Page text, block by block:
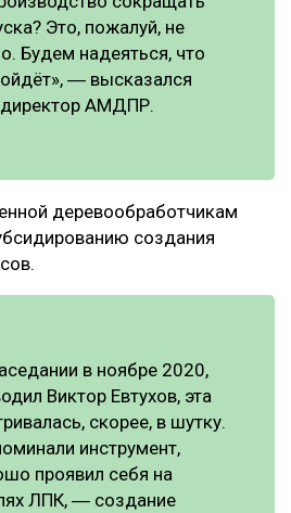
Это, пожалуй, не
Будем надеяться, что
― высказался
директор АМДПР.
деревообработчикам
создания
в ноябре 2020,
Виктор Евтухов, эта
скорее, в шутку.
инструмент,
проявил себя на
ЛПК, ― создание